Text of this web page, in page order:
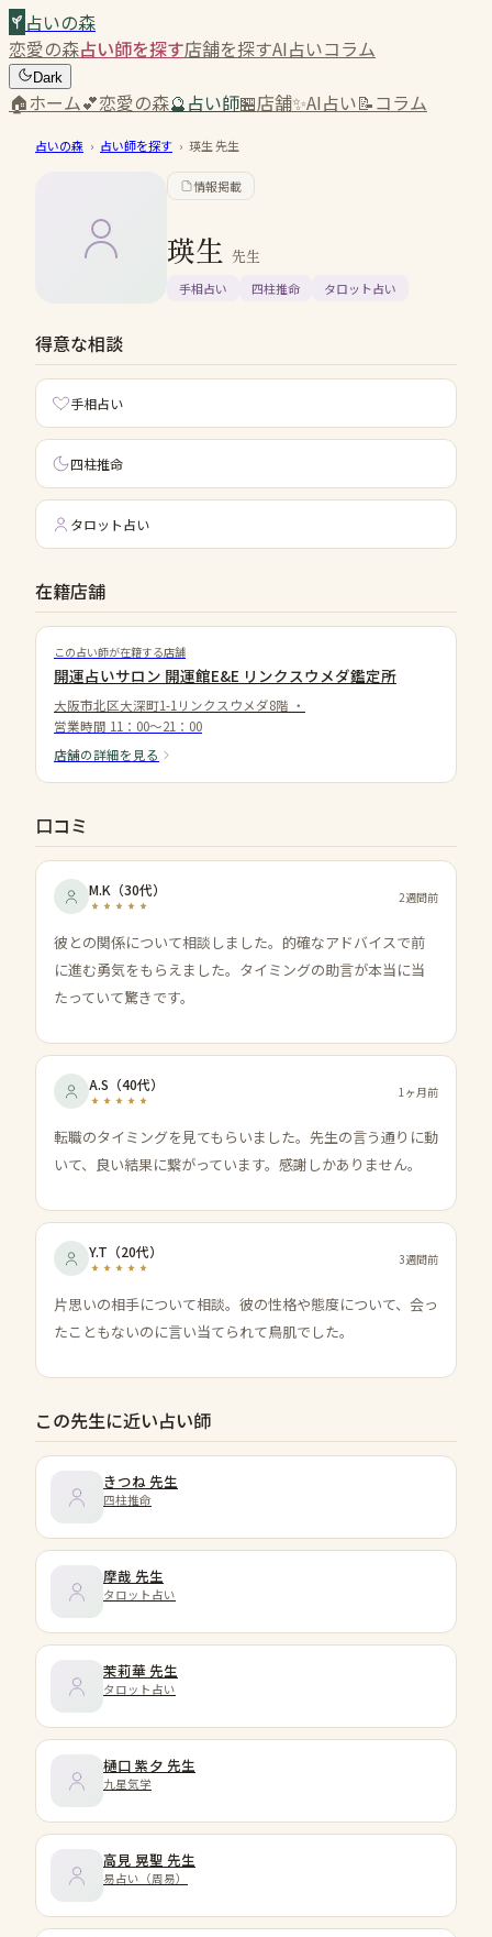
占いの森
恋愛の森占い師を探す店舗を探すAI占いコラム
Dark
🏠ホーム💕恋愛の森🔮占い師🏪店舗✨AI占い📝コラム
占いの森 › 占い師を探す › 瑛生先生
情報掲載
瑛生 先生
手相占い 四柱推命 タロット占い
得意な相談
手相占い
四柱推命
タロット占い
在籍店舗
この占い師が在籍する店舗
開運占いサロン 開運館E&E リンクスウメダ鑑定所
大阪市北区大深町1-1リンクスウメダ8階 ・
営業時間 11：00～21：00
店舗の詳細を見る
口コミ
M.K （30代） 2週間前
彼との関係について相談しました。的確なアドバイスで前
に進む勇気をもらえました。タイミングの助言が本当に当
たっていて驚きです。
A.S （40代） 1ヶ月前
転職のタイミングを見てもらいました。先生の言う通りに動
いて、良い結果に繋がっています。感謝しかありません。
Y.T （20代） 3週間前
片思いの相手について相談。彼の性格や態度について、会っ
たこともないのに言い当てられて鳥肌でした。
この先生に近い占い師
きつね 先生
四柱推命
摩哉 先生
タロット占い
茉莉華 先生
タロット占い
樋口 紫夕 先生
九星気学
高見 晃聖 先生
易占い（周易）